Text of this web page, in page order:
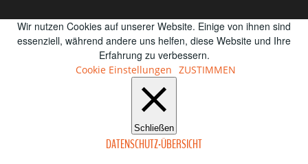
Wir nutzen Cookies auf unserer Website. Einige von ihnen sind
essenziell, während andere uns helfen, diese Website und Ihre
Erfahrung zu verbessern.
Cookie Einstellungen ZUSTIMMEN
Schließen
DATENSCHUTZ-ÜBERSICHT